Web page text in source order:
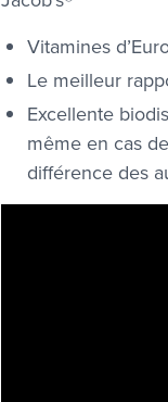
Vitamines
Le meilleur
Excellente
même en cas
différence des